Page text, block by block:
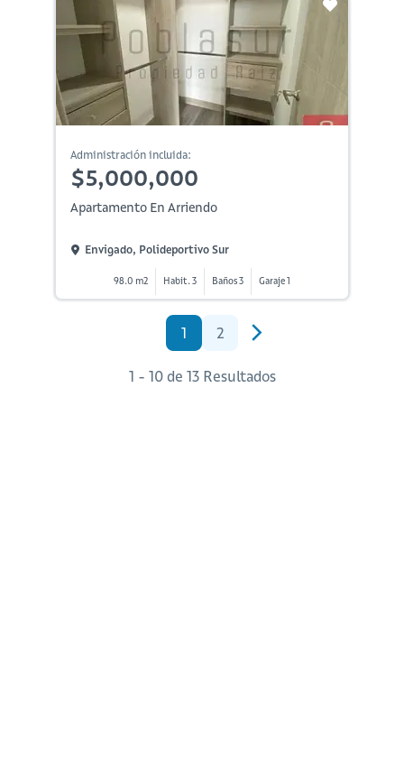
Administración incluida:
$5,000,000
Apartamento En Arriendo
Envigado, Polideportivo Sur
98.0 m2 Habit. 3 Baños 3 Garaje 1
1 2
1 - 10 de 13 Resultados